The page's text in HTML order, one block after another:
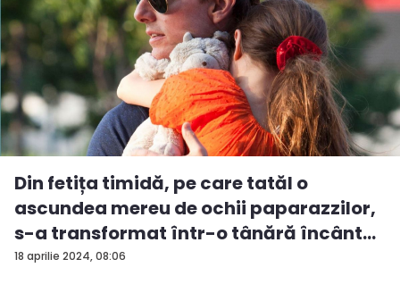
18 aprilie 2024, 08:06
Din fetița timidă, pe care tatăl o
ascundea mereu de ochii paparazzilor,
s-a transformat într-o tânără încânt...